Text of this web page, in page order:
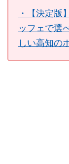
・【決定版
ッフェで選
しい高知の